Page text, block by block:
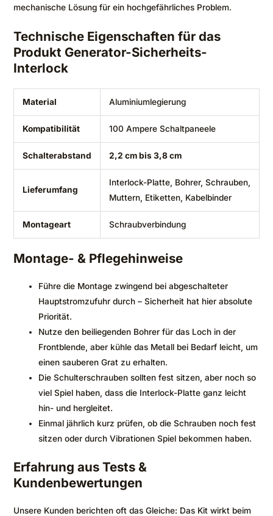
mechanische Lösung für ein hochgefährliches Problem.
Technische Eigenschaften für das
Produkt Generator-Sicherheits-
Interlock
Material Aluminiumlegierung
Kompatibilität 100 Ampere Schaltpaneele
Schalterabstand 2,2 cm bis 3,8 cm
Lieferumfang
Interlock-Platte, Bohrer, Schrauben,
Muttern, Etiketten, Kabelbinder
Montageart Schraubverbindung
Montage- & Pflegehinweise
Führe die Montage zwingend bei abgeschalteter
Hauptstromzufuhr durch – Sicherheit hat hier absolute
Priorität.
Nutze den beiliegenden Bohrer für das Loch in der
Frontblende, aber kühle das Metall bei Bedarf leicht, um
einen sauberen Grat zu erhalten.
Die Schulterschrauben sollten fest sitzen, aber noch so
viel Spiel haben, dass die Interlock-Platte ganz leicht
hin- und hergleitet.
Einmal jährlich kurz prüfen, ob die Schrauben noch fest
sitzen oder durch Vibrationen Spiel bekommen haben.
Erfahrung aus Tests &
Kundenbewertungen
Unsere Kunden berichten oft das Gleiche: Das Kit wirkt beim